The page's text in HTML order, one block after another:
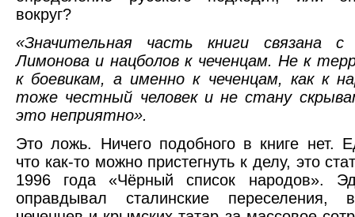
вокруг?
«Значительная часть книги связана с
Лимонова и нацболов к чеченцам. Не к
к боевикам, а именно к чеченцам, как к
тоже честный человек и не стану
это неприятно».
Это ложь. Ничего подобного в книге нет.
что как-то можно пристегнуть к делу, это
1996 года «Чёрный список народов».
оправдывал сталинские переселения,